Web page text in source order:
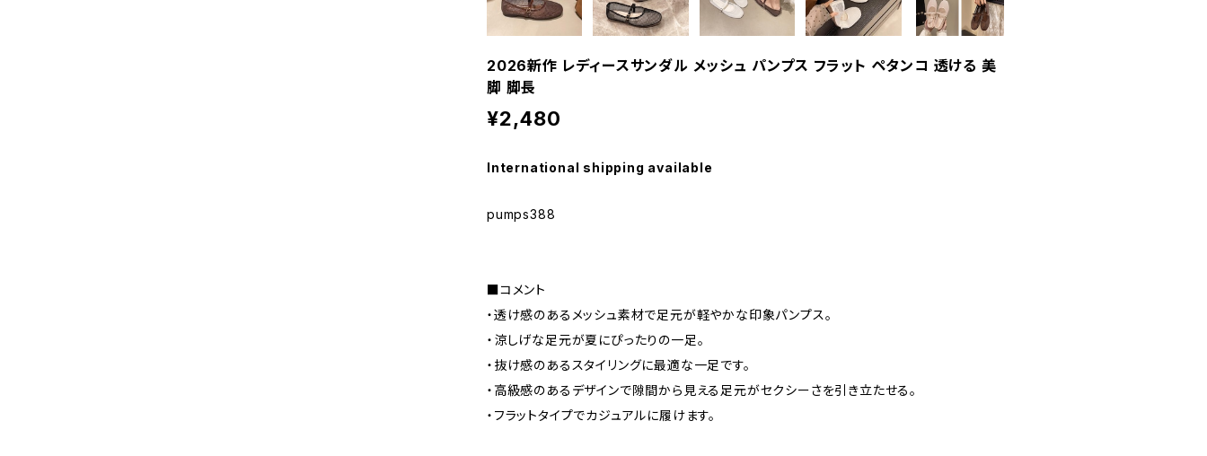
2026新作 レディースサンダル メッシュ パンプス フラット ペタンコ 透ける 美
脚 脚長
¥2,480
International shipping available
pumps388
■コメント
・透け感のあるメッシュ素材で足元が軽やかな印象パンプス。
・涼しげな足元が夏にぴったりの一足。
・抜け感のあるスタイリングに最適な一足です。
・高級感のあるデザインで隙間から見える足元がセクシーさを引き立たせる。
・フラットタイプでカジュアルに履けます。